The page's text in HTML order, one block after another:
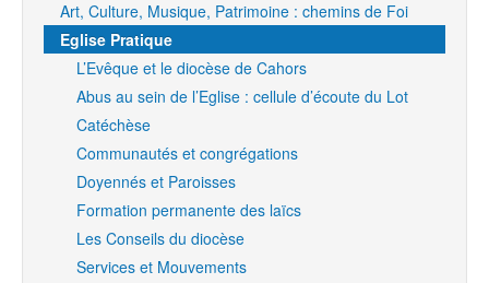
Art, Culture, Musique, Patrimoine : chemins de Foi
Eglise Pratique
L’Evêque et le diocèse de Cahors
Abus au sein de l’Eglise : cellule d’écoute du Lot
Catéchèse
Communautés et congrégations
Doyennés et Paroisses
Formation permanente des laïcs
Les Conseils du diocèse
Services et Mouvements